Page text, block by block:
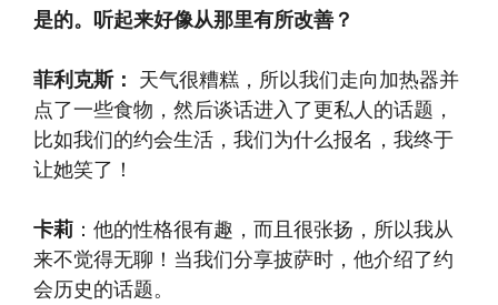
是的。听起来好像从那里有所改善？
菲利克斯： 天气很糟糕，所以我们走向加热器并
点了一些食物，然后谈话进入了更私人的话题，
比如我们的约会生活，我们为什么报名，我终于
让她笑了！
卡莉 ：他的性格很有趣，而且很张扬，所以我从
来不觉得无聊！当我们分享披萨时，他介绍了约
会历史的话题。